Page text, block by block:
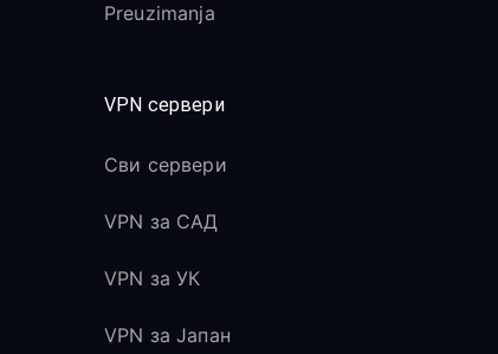
Preuzimanja
VPN сервери
Сви сервери
VPN за САД
VPN за УК
VPN за Јапан